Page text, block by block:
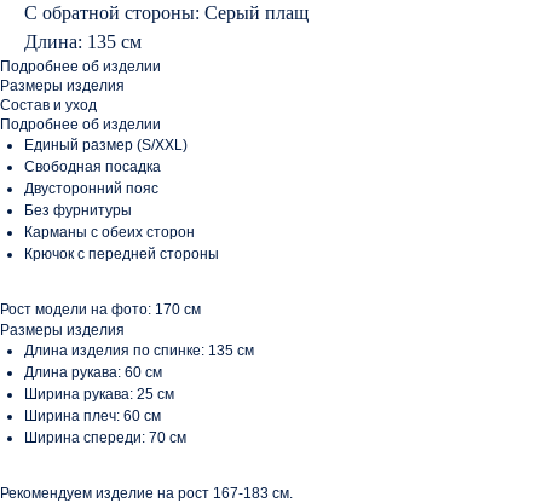
С обратной стороны: Серый плащ
Длина: 135 см
Подробнее об изделии
Размеры изделия
Состав и уход
Подробнее об изделии
Единый размер (S/XXL)
Свободная посадка
Двусторонний пояс
Без фурнитуры
Карманы с обеих сторон
Крючок с передней стороны
Рост модели на фото: 170 см
Размеры изделия
Длина изделия по спинке: 135 см
Длина рукава: 60 см
Ширина рукава: 25 см
Ширина плеч: 60 см
Ширина спереди: 70 см
Рекомендуем изделие на рост 167-183 см.